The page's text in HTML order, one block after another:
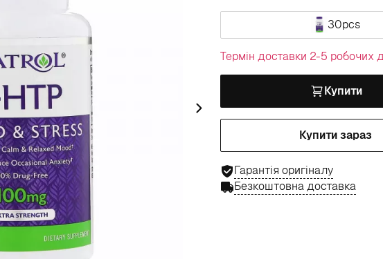
30pcs
Термін доставки 2-5 робочих
Купити
Купити зараз
Гарантія оригіналу
Безкоштовна доставка